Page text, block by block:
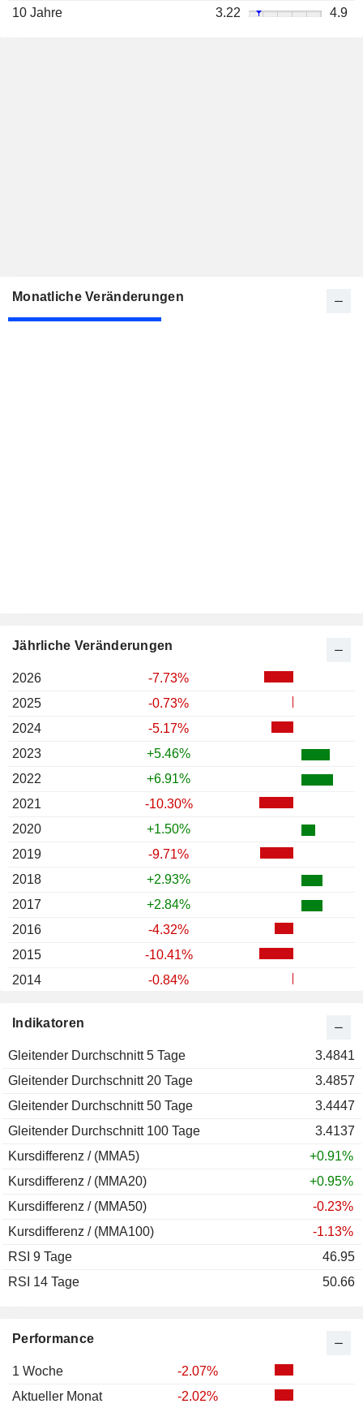
Performance
1 Woche
-2.07%
Aktueller Monat
-2.02%
Indikatoren
Gleitender Durchschnitt 5 Tage
3.4841
Gleitender Durchschnitt 20 Tage
3.4857
Gleitender Durchschnitt 50 Tage
3.4447
Gleitender Durchschnitt 100 Tage
3.4137
Kursdifferenz / (MMA5)
+0.91%
Kursdifferenz / (MMA20)
+0.95%
Kursdifferenz / (MMA50)
-0.23%
Kursdifferenz / (MMA100)
-1.13%
RSI 9 Tage
46.95
RSI 14 Tage
50.66
10 Jahre
3.22 4.9
Monatliche Veränderungen
Jährliche Veränderungen
2026
-7.73%
2025
-0.73%
2024
-5.17%
2023
+5.46%
2022
+6.91%
2021
-10.30%
2020
+1.50%
2019
-9.71%
2018
+2.93%
2017
+2.84%
2016
-4.32%
2015
-10.41%
2014
-0.84%
2012
2011
+4.25%
2010
-12.73%
2009
+2.68%
2008
-5.91%
2007
2006
2005
2004
+7.12%
2003
2002
2000